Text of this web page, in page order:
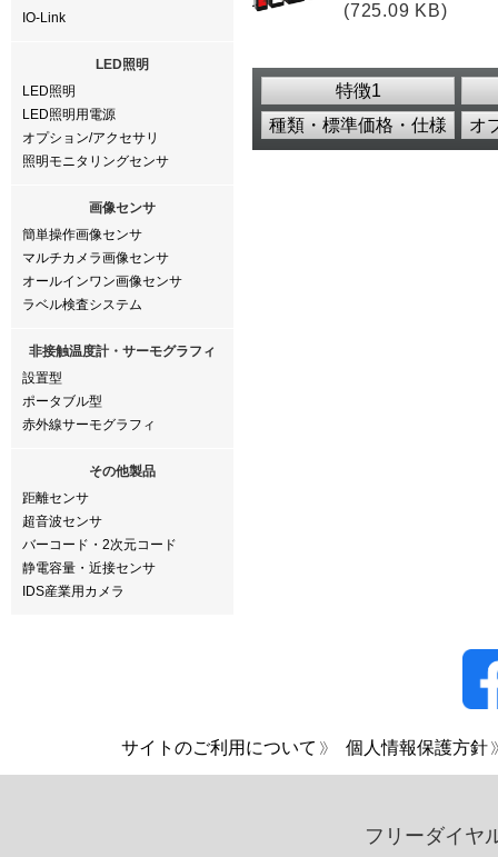
IO-Link
LED照明
LED照明
LED照明用電源
オプション/アクセサリ
照明モニタリングセンサ
画像センサ
簡単操作画像センサ
マルチカメラ画像センサ
オールインワン画像センサ
ラベル検査システム
非接触温度計・サーモグラフィ
設置型
ポータブル型
赤外線サーモグラフィ
その他製品
距離センサ
超音波センサ
バーコード・2次元コード
静電容量・近接センサ
IDS産業用カメラ
(725.09 KB)
特徴1
種類・標準価格・仕様
オ
サイトのご利用について 個人情報保護方針
フリーダイヤ